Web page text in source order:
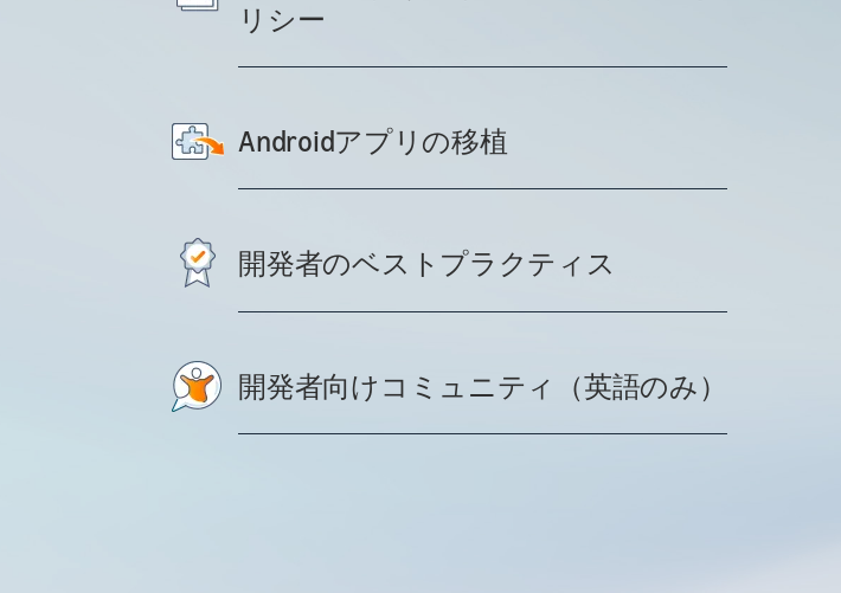
リシー
Androidアプリの移植
開発者のベストプラクティス
開発者向けコミュニティ（英語のみ）